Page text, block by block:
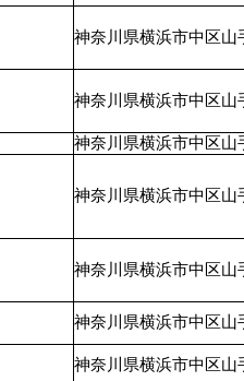
神奈川県横浜市中区山
神奈川県横浜市中区山
神奈川県横浜市中区山
神奈川県横浜市中区山
神奈川県横浜市中区山
神奈川県横浜市中区山
神奈川県横浜市中区山